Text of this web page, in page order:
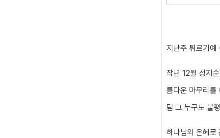
지난주 튀르기예
작년 12월 성지
름다운 마무리
팀 그 누구도 불
하나님의 은혜로